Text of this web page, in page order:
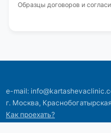
Образцы договоров и
e-mail:
г. Москва,
Как проехать?